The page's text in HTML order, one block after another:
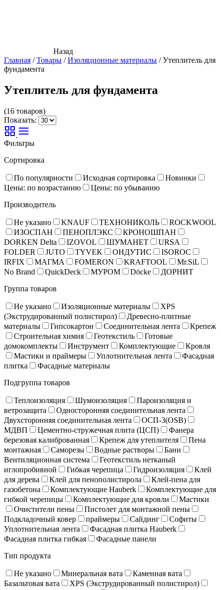
Назад
Главная /Товары /Изоляционные материалы /Утеплитель для
фундамента
Утеплитель для фундамента
(16 товаров)
Показать:
Фильтры
Сортировка
По популярности Исходная сортировка
Новинки
Цены: по возрастанию
Цены: по убыванию
Производитель
Не указано KNAUF ТЕХНОНИКОЛЬ
ROCKWOOL
ИЗОСПАН
ПЕНОПЛЭКС
КРОНОШПАН
DORKEN Delta
IZOVOL ШУМАНЕТ
URSA
FOLDER
JUTO TYVEK ОНДУТИС
ISOROC
IRFIX
МАГМА FOMERON KRAFTOOL
Mr.SiL
No Brand
QuickDeck МУРОМ Döcke
ДОРНИТ
Группа товаров
Не указано Изоляционные материалы
XPS
(Экструдированный полистирол)
Древесно-плитные
материалы
Гипсокартон Соединительная лента
Крепеж
Строительная химия
Геотекстиль
Готовые
домокомплекты
Инструмент Комплектующие
Кровля
Мастики и праймеры
Уплотнительная лента
Фасадная
плитка
Фасадные материалы
Подгруппа товаров
Теплоизоляция Шумоизоляция
Пароизоляция и
ветрозащита
Односторонняя соединительная лента
Двухсторонняя соединительная лента
ОСП-3(OSB)
МДВП
Цементно-стружечная плита (ЦСП)
Фанера
березовая калиброванная
Крепеж для утеплителя
Пена
монтажная
Саморезы Водные растворы
Бани
Вентиляционная система
Геотекстиль нетканый
иглопробивной
Гибкая черепица Гидроизоляция
Клей
для дерева
Клей для пенополистирола
Клей-пена для
газобетона
Комплектующие Hauberk
Комплектующие для
гибкой черепицы
Комплектующие для кровли
Мастики
Очистители пены
Пистолет для монтажной пены
Подкладочный ковер
праймеры Сайдинг
Софиты
Уплотнительная лента
Фасадная плитка Hauberk
Фасадная плитка гибкая
Фасадные панели
Тип продукта
Не указано Минеральная вата
Каменная вата
Базальтовая вата
XPS (Экструдированный полистирол)